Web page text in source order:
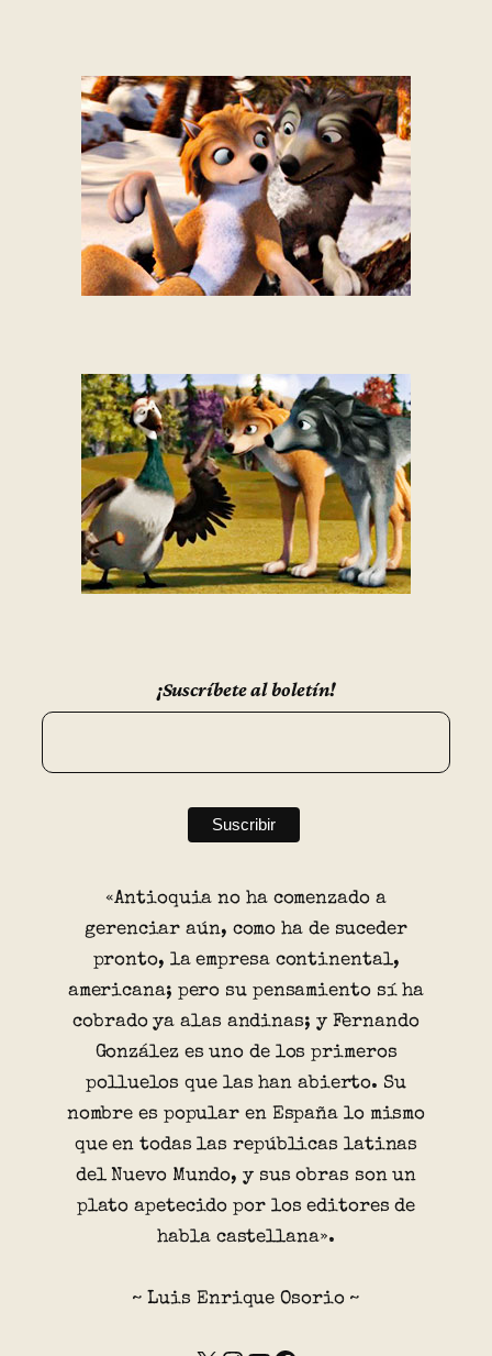
¡Suscríbete al boletín!
«Antioquia no ha comenzado a
gerenciar aún, como ha de suceder
pronto, la empresa continental,
americana; pero su pensamiento sí ha
cobrado ya alas andinas; y Fernando
González es uno de los primeros
polluelos que las han abierto. Su
nombre es popular en España lo mismo
que en todas las repúblicas latinas
del Nuevo Mundo, y sus obras son un
plato apetecido por los editores de
habla castellana».
~ Luis Enrique Osorio ~